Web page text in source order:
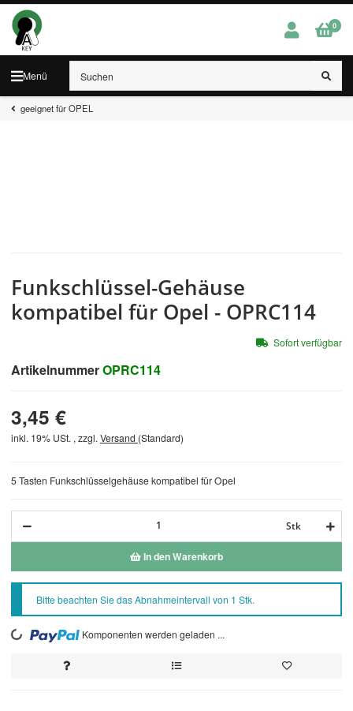
Menü
0
geeignet für OPEL
Funkschlüssel-Gehäuse
kompatibel für Opel - OPRC114
ArtikelnummerOPRC114
5 Tasten Funkschlüsselgehäuse kompatibel für Opel
3,45 €
inkl. 19% USt. , zzgl. Versand (Standard)
Stk
In den Warenkorb
xBitte beachten Sie das Abnahmeintervall von 1 Stk.
Loading... Komponenten werden geladen ...
Sofort verfügbar